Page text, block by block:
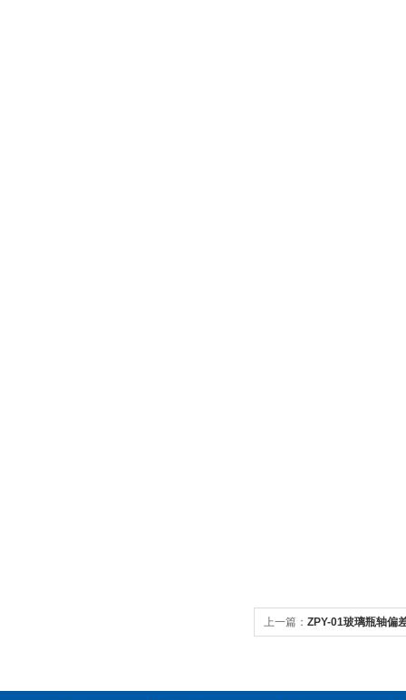
上一篇： ZPY-01玻璃瓶轴偏